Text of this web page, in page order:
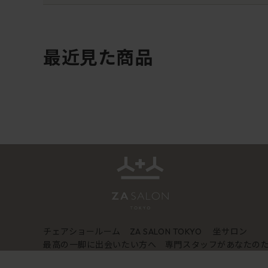
最近見た商品
チェアショールーム ZA SALON TOKYO
坐サロン
最高の一脚に出会いたい方へ 専門スタッフがあなたの